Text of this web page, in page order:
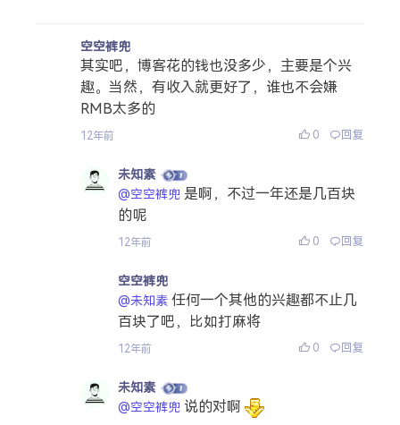
空空裤兜
其实吧，博客花的钱也没多少，主要是个兴
趣。当然，有收入就更好了，谁也不会嫌
RMB太多的
12年前 0 回复
未知素
@空空裤兜 是啊，不过一年还是几百块
的呢
12年前 0 回复
空空裤兜
@未知素 任何一个其他的兴趣都不止几
百块了吧，比如打麻将
12年前 0 回复
未知素
@空空裤兜 说的对啊